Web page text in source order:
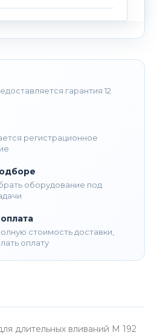
гарантия 12
регистрационное
оборудование под
стоимость доставки,
оплату
длительных вливаний М 192